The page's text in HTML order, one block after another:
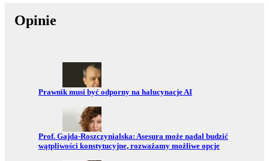
Opinie
Przejdź do:
Prawnik musi być odporny na halucynacje AI
Przejdź do:
Prof. Gajda-Roszczynialska: Asesura może nadal budzić
wątpliwości konstytucyjne, rozważamy możliwe opcje